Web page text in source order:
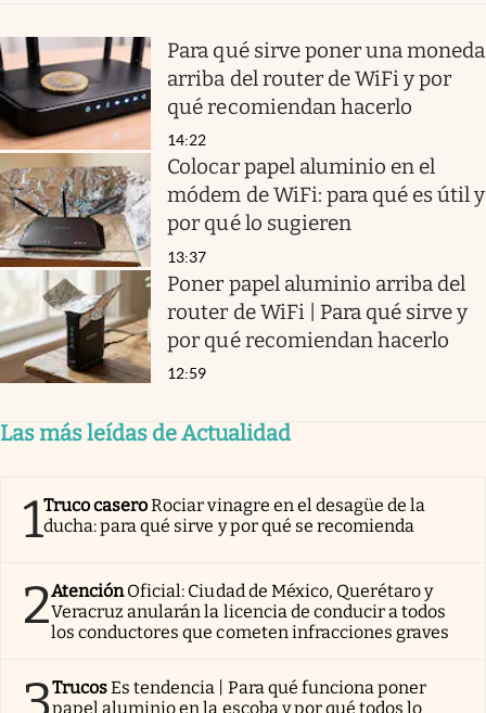
Para qué sirve poner una moneda
arriba del router de WiFi y por
qué recomiendan hacerlo
14:22
Colocar papel aluminio en el
módem de WiFi: para qué es útil y
por qué lo sugieren
13:37
Poner papel aluminio arriba del
router de WiFi | Para qué sirve y
por qué recomiendan hacerlo
12:59
Las más leídas de Actualidad
1Truco caseroRociar vinagre en el desagüe de la
ducha: para qué sirve y por qué se recomienda
2AtenciónOficial: Ciudad de México, Querétaro y
Veracruz anularán la licencia de conducir a todos
los conductores que cometen infracciones graves
TrucosEs tendencia | Para qué funciona poner
papel aluminio en la escoba y por qué todos lo